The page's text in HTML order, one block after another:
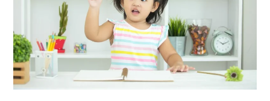
Bicara
Bahasa
Inggris?
Solusi